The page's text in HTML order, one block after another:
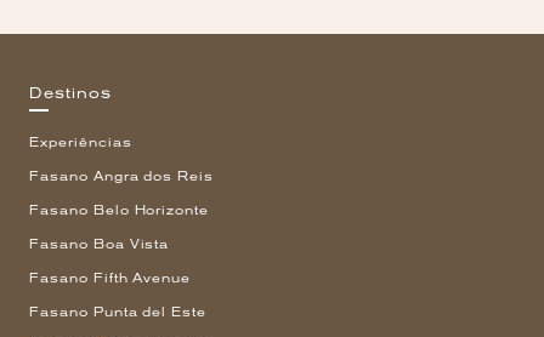
Destinos
Experiências
Fasano Angra dos Reis
Fasano Belo Horizonte
Fasano Boa Vista
Fasano Fifth Avenue
Fasano Punta del Este